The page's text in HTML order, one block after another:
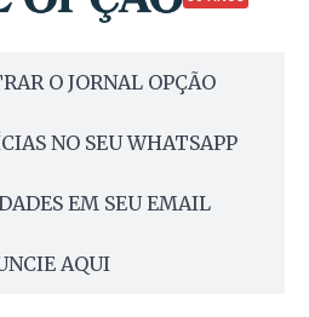
O JORNAL OPÇÃO
NO SEU WHATSAPP
EM SEU EMAIL
AQUI